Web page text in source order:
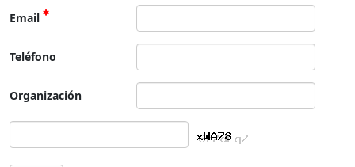
Email
Teléfono
Organización